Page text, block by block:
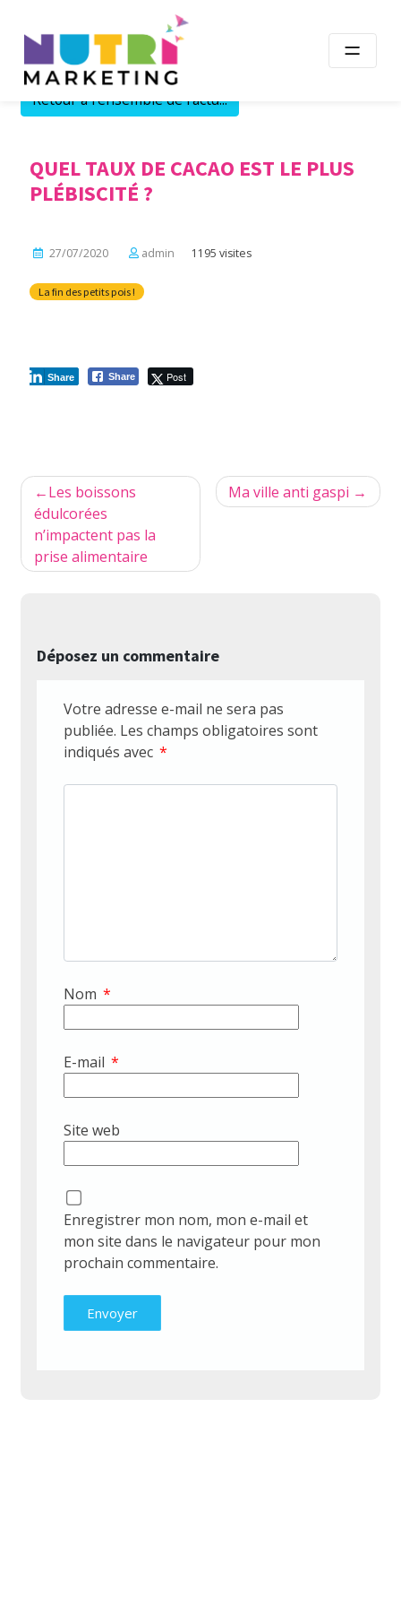
Retour à l'ensemble de l'actu...
QUEL TAUX DE CACAO EST LE PLUS
PLÉBISCITÉ ?
27/07/2020 admin 1195 visites
La fin des petits pois !
Share Post
Share
Navigation
de
l’article
Les boissons
édulcorées
n’impactent pas la
prise alimentaire
Ma ville anti gaspi
Déposez un commentaire
Votre adresse e-mail ne sera pas
publiée. Les champs obligatoires sont
indiqués avec *
Nom *
E-mail *
Site web
Enregistrer mon nom, mon e-mail et
mon site dans le navigateur pour mon
prochain commentaire.